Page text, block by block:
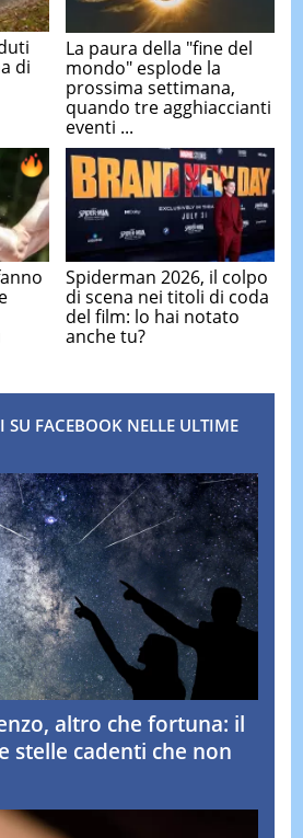
di
La paura della "fine del
mondo" esplode la
prossima settimana,
quando tre agghiaccianti
eventi ...
Spiderman 2026, il colpo
di scena nei titoli di coda
del film: lo hai notato
anche tu?
SU FACEBOOK NELLE ULTIME
altro che fortuna: il
stelle cadenti che non